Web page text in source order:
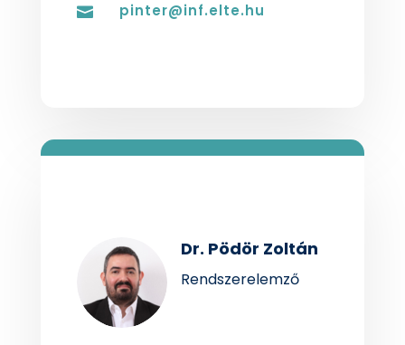
 pinter@inf.elte.hu
Dr. Pödör Zoltán
Rendszerelemző